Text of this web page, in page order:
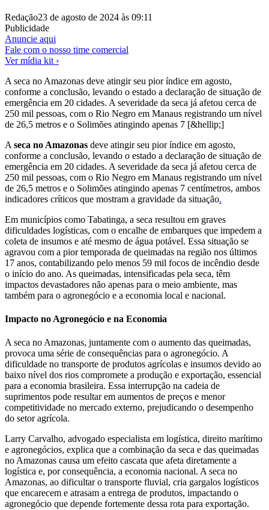
Redação23 de agosto de 2024 às 09:11
Publicidade
Anuncie aqui
Fale com o nosso time comercial
Ver mídia kit ›
A seca no Amazonas deve atingir seu pior índice em agosto,
conforme a conclusão, levando o estado a declaração de situação de
emergência em 20 cidades. A severidade da seca já afetou cerca de
250 mil pessoas, com o Rio Negro em Manaus registrando um nível
de 26,5 metros e o Solimões atingindo apenas 7 [&hellip;]
A seca no Amazonas deve atingir seu pior índice em agosto,
conforme a conclusão, levando o estado a declaração de situação de
emergência em 20 cidades. A severidade da seca já afetou cerca de
250 mil pessoas, com o Rio Negro em Manaus registrando um nível
de 26,5 metros e o Solimões atingindo apenas 7 centímetros, ambos
indicadores críticos que mostram a gravidade da situação.
Em municípios como Tabatinga, a seca resultou em graves
dificuldades logísticas, com o encalhe de embarques que impedem a
coleta de insumos e até mesmo de água potável. Essa situação se
agravou com a pior temporada de queimadas na região nos últimos
17 anos, contabilizando pelo menos 59 mil focos de incêndio desde
o início do ano. As queimadas, intensificadas pela seca, têm
impactos devastadores não apenas para o meio ambiente, mas
também para o agronegócio e a economia local e nacional.
Impacto no Agronegócio e na Economia
A seca no Amazonas, juntamente com o aumento das queimadas,
provoca uma série de consequências para o agronegócio. A
dificuldade no transporte de produtos agrícolas e insumos devido ao
baixo nível dos rios compromete a produção e exportação, essencial
para a economia brasileira. Essa interrupção na cadeia de
suprimentos pode resultar em aumentos de preços e menor
competitividade no mercado externo, prejudicando o desempenho
do setor agrícola.
Larry Carvalho, advogado especialista em logística, direito marítimo
e agronegócios, explica que a combinação da seca e das queimadas
no Amazonas causa um efeito cascata que afeta diretamente a
logística e, por consequência, a economia nacional. A seca no
Amazonas, ao dificultar o transporte fluvial, cria gargalos logísticos
que encarecem e atrasam a entrega de produtos, impactando o
agronegócio que depende fortemente dessa rota para exportação.